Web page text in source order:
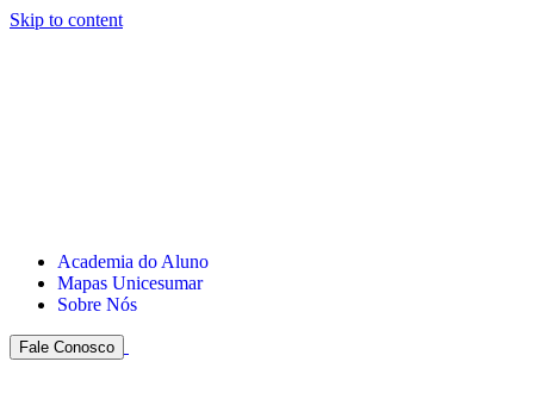
Skip to content
Academia do Aluno
Mapas Unicesumar
Sobre Nós
Fale Conosco